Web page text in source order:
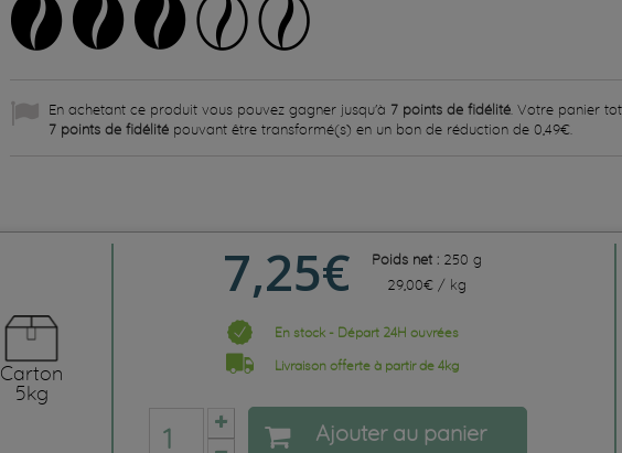
En achetant ce produit vous pouvez gagner jusqu'à 7 points de fidélité . Votre panier
7 points de fidélité pouvant être transformé(s) en un bon de réduction de0,49€
7,25€ Poids net : 250 g
29,00€ / kg
En stock - Départ 24H ouvrées
Livraison offerte à partir de 4kg
Ajouter au panier
Carton
5kg